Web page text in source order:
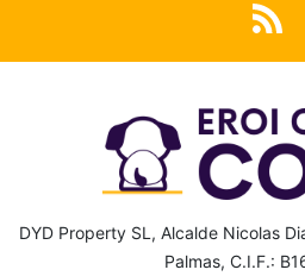
DYD Property SL, Alcalde Nicolas
Palmas, C.I.F.: